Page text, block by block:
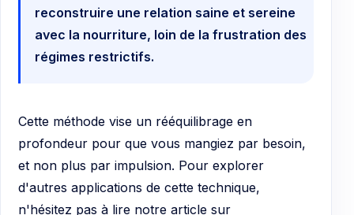
reconstruire une relation saine et sereine
avec la nourriture, loin de la frustration des
régimes restrictifs.
Cette méthode vise un rééquilibrage en
profondeur pour que vous mangiez par besoin,
et non plus par impulsion. Pour explorer
d'autres applications de cette technique,
n'hésitez pas à lire notre article sur